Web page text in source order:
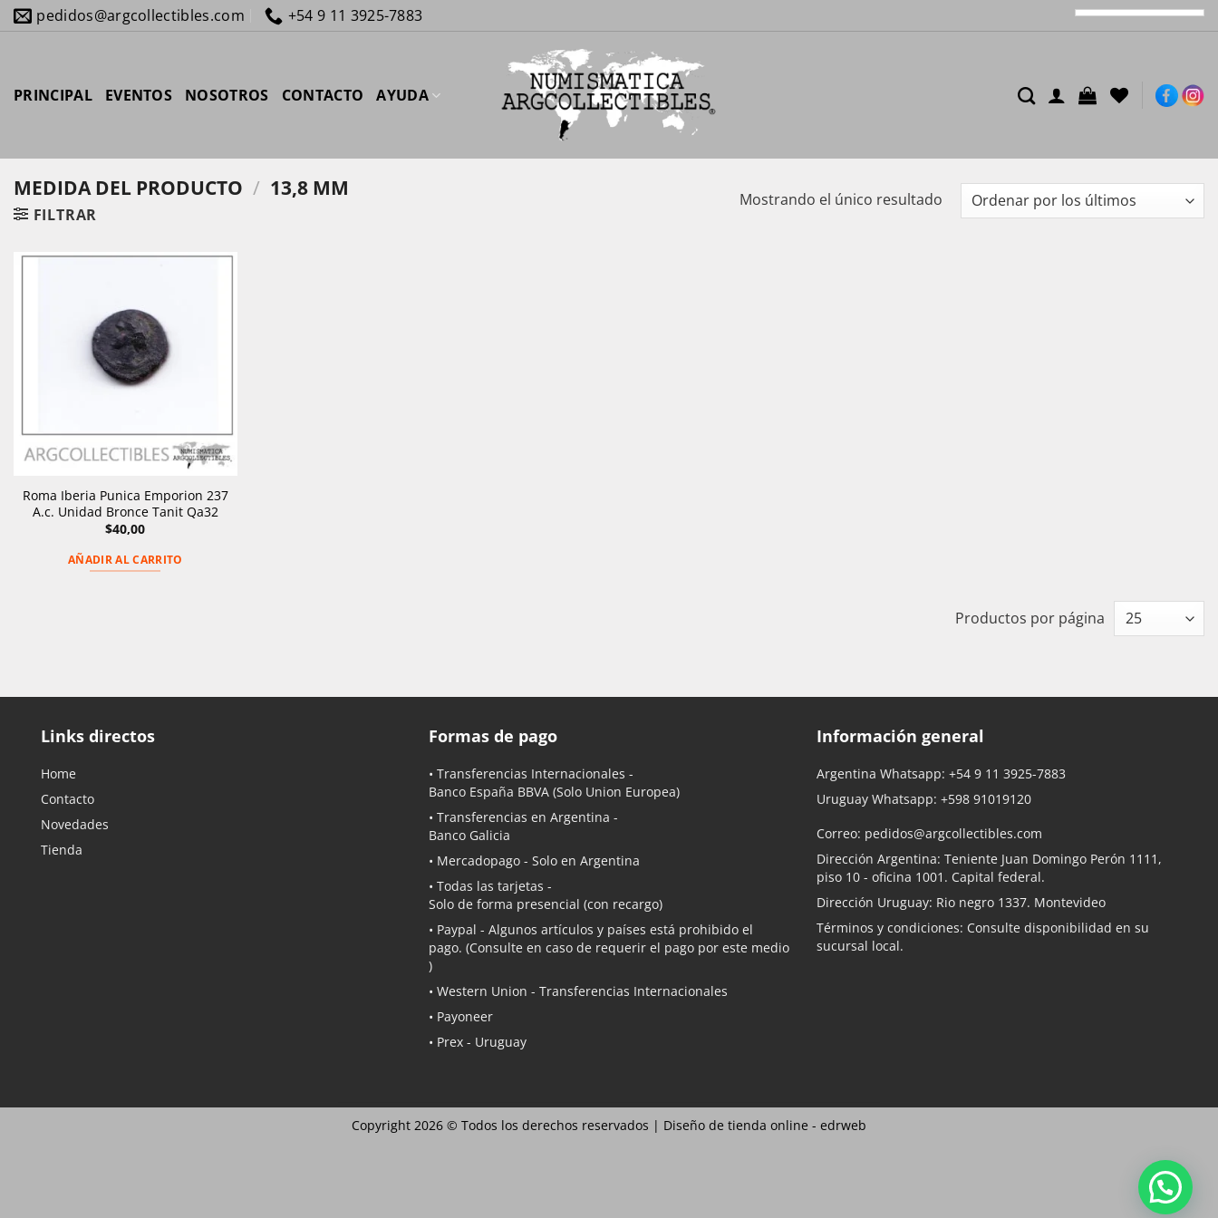
Saltar
al
pedidos@argcollectibles.com +54 9 11 3925-7883
PRINCIPAL EVENTOS NOSOTROS CONTACTO AYUDA
MEDIDA DEL PRODUCTO / 13,8 MM
FILTRAR
Mostrando el único resultado
Roma Iberia Punica Emporion 237
A.c. Unidad Bronce Tanit Qa32
$40,00
AÑADIR AL CARRITO
Productos por página
Links directos
Home
Contacto
Novedades
Tienda
Formas de pago
• Transferencias Internacionales -
Banco España BBVA (Solo Union Europea)
• Transferencias en Argentina -
Banco Galicia
• Mercadopago - Solo en Argentina
• Todas las tarjetas -
Solo de forma presencial (con recargo)
• Paypal - Algunos artículos y países está prohibido el
pago. (Consulte en caso de requerir el pago por este medio
)
• Western Union - Transferencias Internacionales
• Payoneer
• Prex - Uruguay
Información general
Argentina Whatsapp: +54 9 11 3925-7883
Uruguay Whatsapp: +598 91019120
Correo: pedidos@argcollectibles.com
Dirección Argentina: Teniente Juan Domingo Perón 1111,
piso 10 - oficina 1001. Capital federal.
Dirección Uruguay: Rio negro 1337. Montevideo
Términos y condiciones: Consulte disponibilidad en su
sucursal local.
Copyright 2026 © Todos los derechos reservados | Diseño de tienda online - edrweb